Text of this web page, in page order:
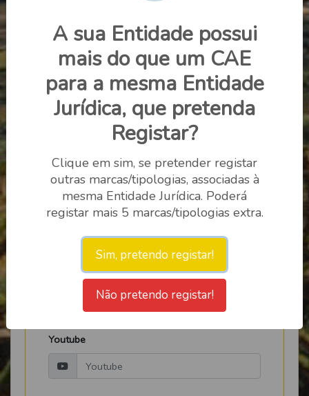
Redes Sociais
Website
Facebook
Youtube
A sua Entidade possui
mais do que um CAE
para a mesma Entidade
Jurídica, que pretenda
Registar?
Clique em sim, se pretender registar
outras marcas/tipologias, associadas à
mesma Entidade Jurídica. Poderá
registar mais 5 marcas/tipologias extra.
Sim, pretendo registar!
Não pretendo registar!